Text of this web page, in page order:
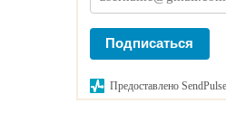
Подписаться
Предоставлено SendPulse